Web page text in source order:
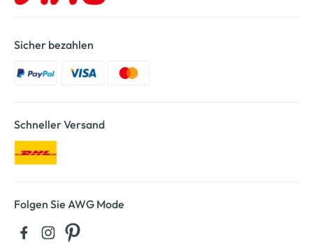
Sicher bezahlen
Schneller Versand
Folgen Sie AWG Mode